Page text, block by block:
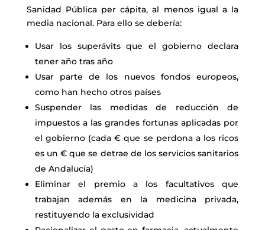
Sanidad Pública per cápita, al menos igual a la
media nacional. Para ello se debería:
Usar los superávits que el gobierno declara
tener año tras año
Usar parte de los nuevos fondos europeos,
como han hecho otros países
Suspender las medidas de reducción de
impuestos a las grandes fortunas aplicadas por
el gobierno (cada € que se perdona a los ricos
es un € que se detrae de los servicios sanitarios
de Andalucía)
Eliminar el premio a los facultativos que
trabajan además en la medicina privada,
restituyendo la exclusividad